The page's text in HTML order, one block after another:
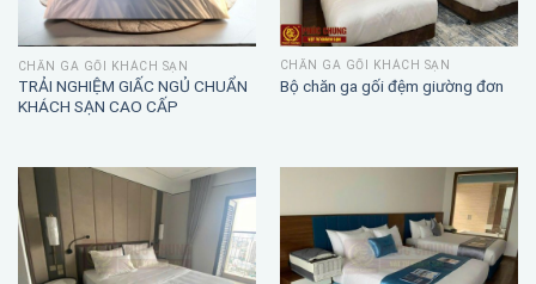
CHĂN GA GỐI KHÁCH SẠN
TRẢI NGHIỆM GIẤC NGỦ CHUẨN
KHÁCH SẠN CAO CẤP
CHĂN GA GỐI KHÁCH SẠN
Bộ chăn ga gối đệm giường đơn